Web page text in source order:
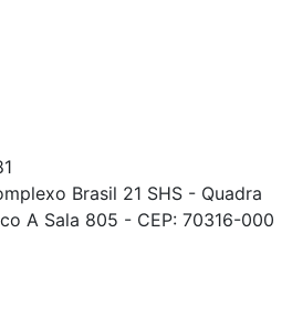
Brasil 21 SHS - Quadra
A Sala 805 - CEP: 70316-000